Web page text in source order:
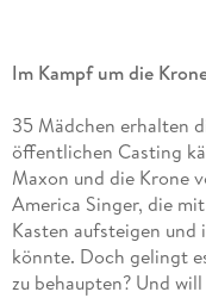
Im Kampf um die
35 Mädchen erhalten
öffentlichen Casting
Maxon und die Krone
America Singer, die
Kasten aufsteigen und
könnte. Doch gelingt
zu behaupten? Und